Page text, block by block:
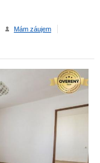
Mám záujem